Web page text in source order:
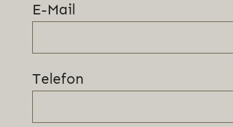
E-Mail
Telefon